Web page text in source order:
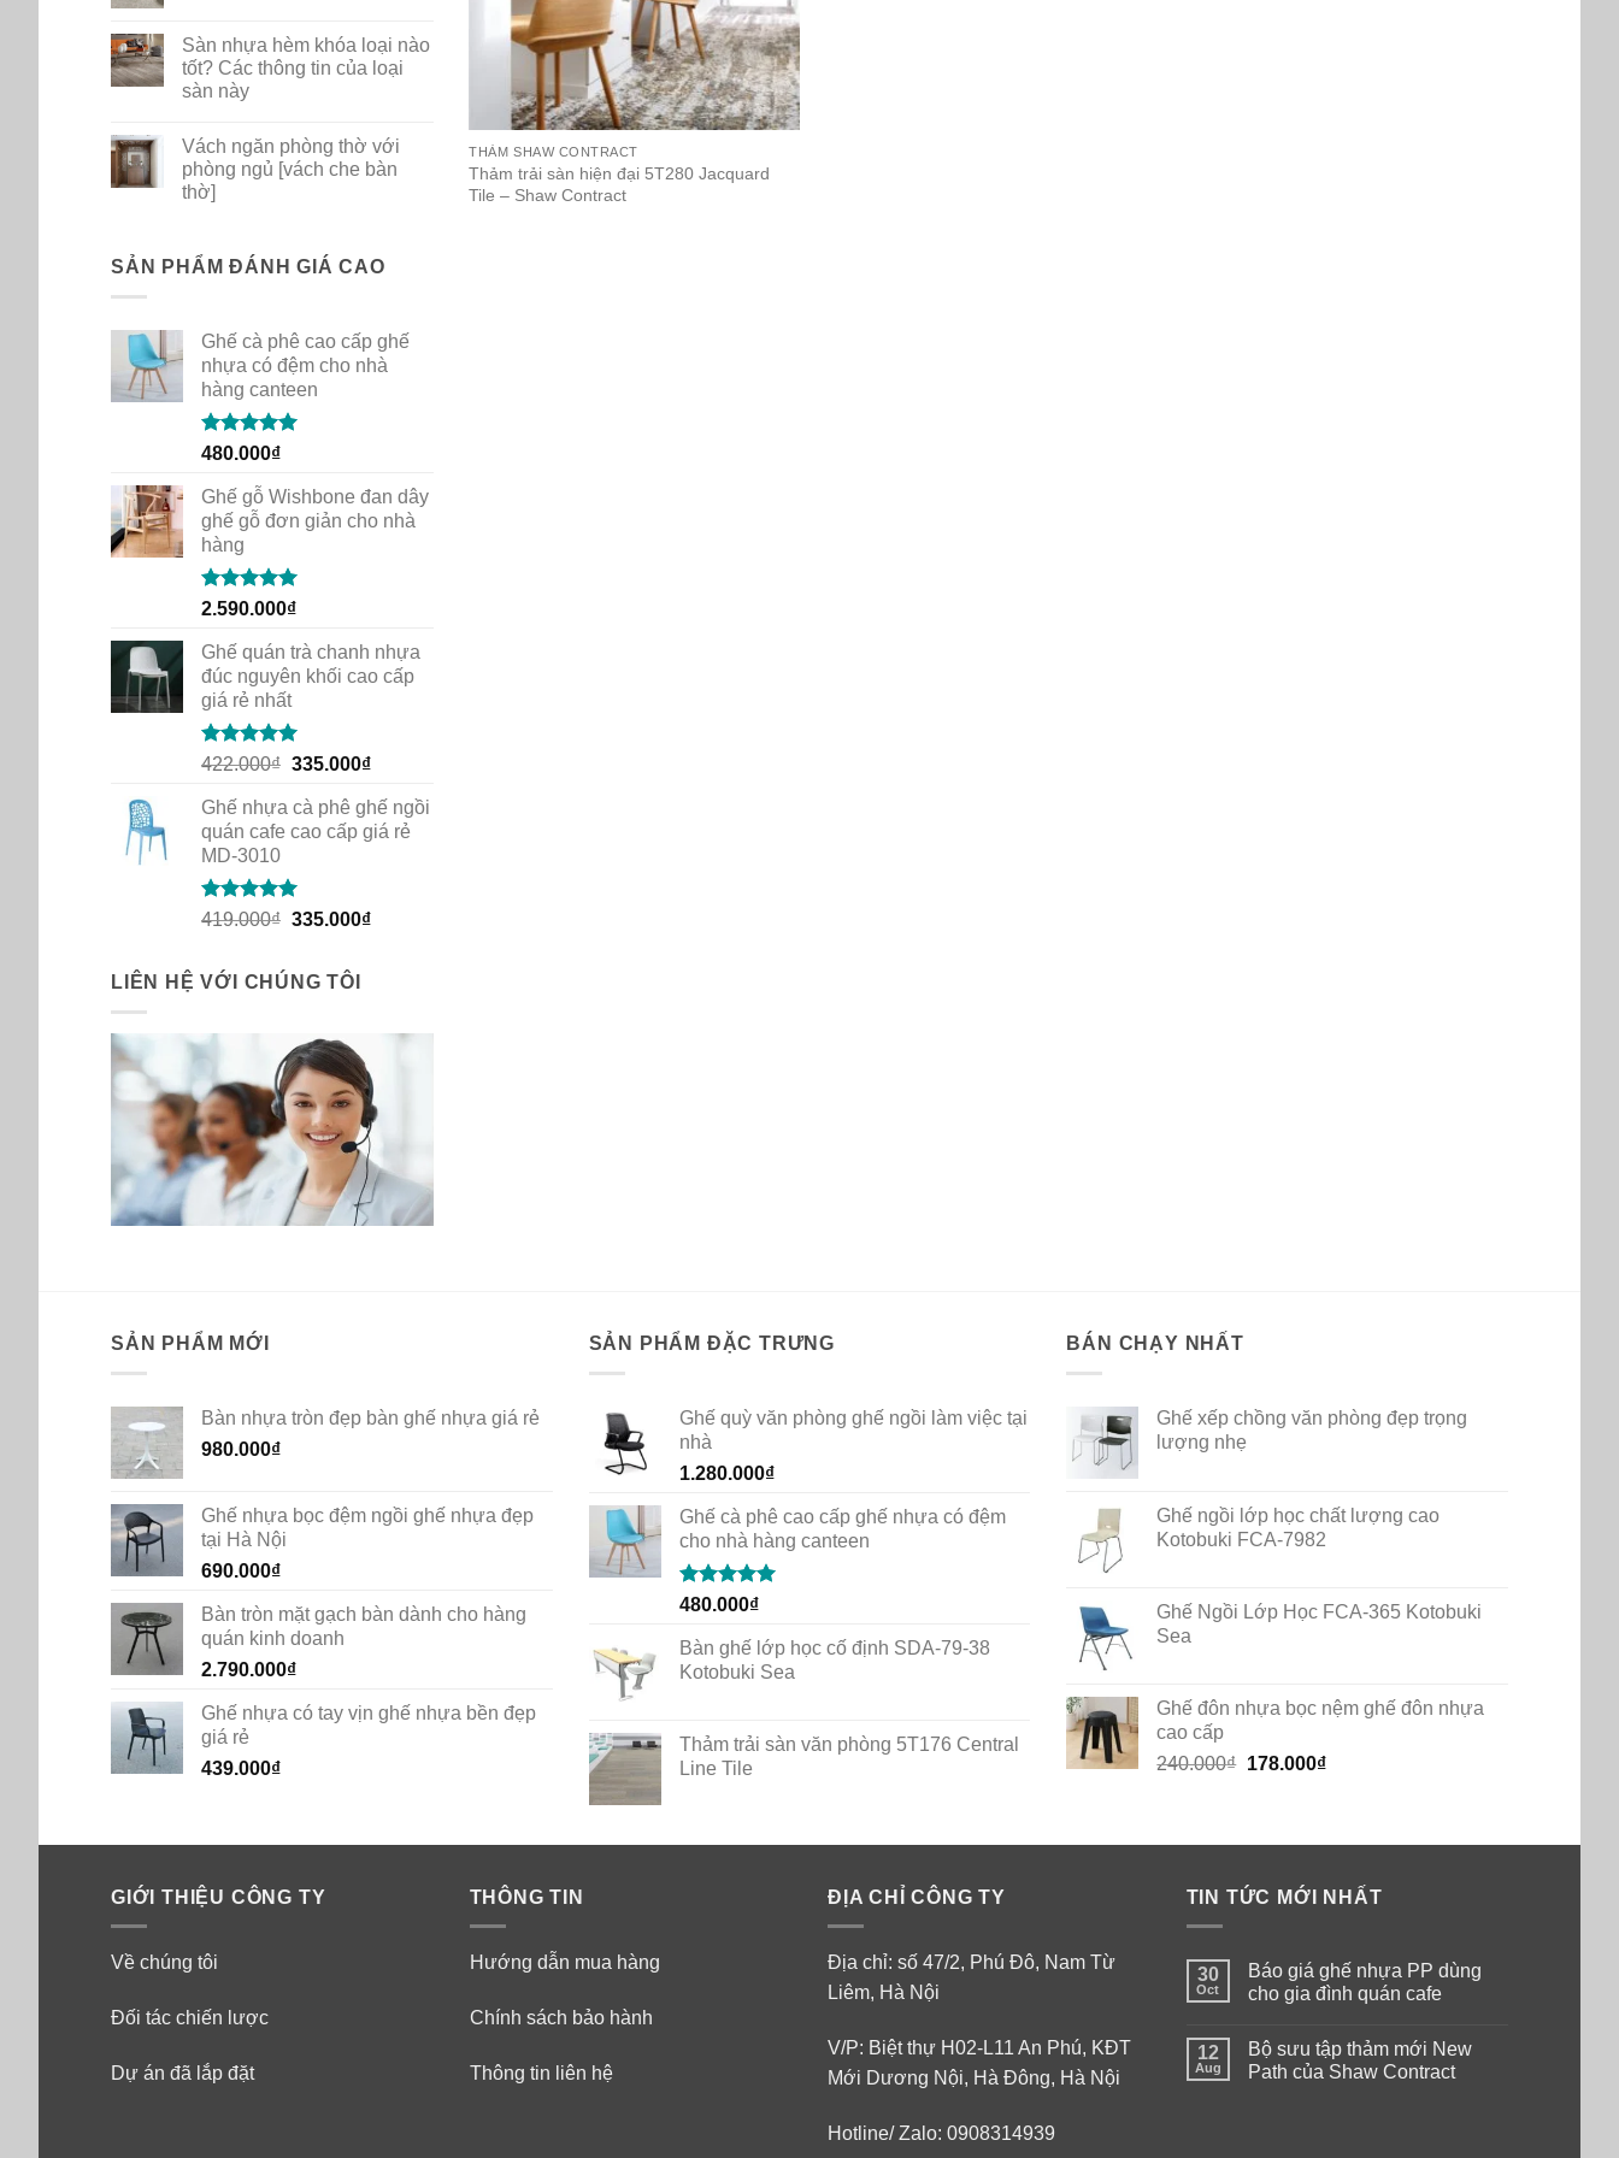
PP
dùng
cho
gia
cafe
on
Bộ
sưu
tập
New
Path
của
Shaw
Contract
Sàn nhựa hèm khóa loại nào
tốt? Các thông tin của loại
sàn này
on
Sàn
nhựa
hèm
tốt?
Các
loại
sàn
Vách ngăn phòng thờ với
phòng ngủ [vách che bàn
thờ]
Vách
phòng
ngủ
[vách
bàn
thờ]
SẢN PHẨM ĐÁNH GIÁ CAO
Ghế cà phê cao cấp ghế
nhựa có đệm cho nhà
hàng canteen
Rated5.00
480.000₫
Ghế gỗ Wishbone đan dây
ghế gỗ đơn giản cho nhà
hàng
Rated5.00
2.590.000₫
Ghế quán trà chanh nhựa
đúc nguyên khối cao cấp
giá rẻ nhất
Rated5.00
422.000₫ Original
was:
422.000₫.
335.000₫Current
is:
335.000₫.
Ghế nhựa cà phê ghế ngồi
quán cafe cao cấp giá rẻ
MD-3010
Rated5.00
419.000₫ Original
419.000₫.
335.000₫Current
LIÊN HỆ VỚI CHÚNG TÔI
THẢM SHAW CONTRACT
Thảm trải sàn hiện đại 5T280 Jacquard
Tile – Shaw Contract
SẢN PHẨM MỚI
Bàn nhựa tròn đẹp bàn ghế nhựa giá rẻ
980.000₫
Ghế nhựa bọc đệm ngồi ghế nhựa đẹp
tại Hà Nội
690.000₫
Bàn tròn mặt gạch bàn dành cho hàng
quán kinh doanh
2.790.000₫
Ghế nhựa có tay vịn ghế nhựa bền đẹp
giá rẻ
439.000₫
SẢN PHẨM ĐẶC TRƯNG
Ghế quỳ văn phòng ghế ngồi làm việc tại
nhà
1.280.000₫
Ghế cà phê cao cấp ghế nhựa có đệm
cho nhà hàng canteen
Rated5.00
480.000₫
Bàn ghế lớp học cố định SDA-79-38
Kotobuki Sea
Thảm trải sàn văn phòng 5T176 Central
Line Tile
BÁN CHẠY NHẤT
Ghế xếp chồng văn phòng đẹp trọng
lượng nhẹ
Ghế ngồi lớp học chất lượng cao
Kotobuki FCA-7982
Ghế Ngồi Lớp Học FCA-365 Kotobuki
Sea
Ghế đôn nhựa bọc nệm ghế đôn nhựa
cao cấp
240.000₫ Original
178.000₫Current
GIỚI THIỆU CÔNG TY
Về chúng tôi
Đối tác chiến lược
Dự án đã lắp đặt
THÔNG TIN
Hướng dẫn mua hàng
Chính sách bảo hành
Thông tin liên hệ
ĐỊA CHỈ CÔNG TY
Địa chỉ: số 47/2, Phú Đô, Nam Từ
Liêm, Hà Nội
V/P: Biệt thự H02-L11 An Phú, KĐT
Mới Dương Nội, Hà Đông, Hà Nội
Hotline/ Zalo: 0908314939
TIN TỨC MỚI NHẤT
30
Oct
Báo giá ghế nhựa PP dùng
cho gia đình quán cafe
on
Báo
giá
12
Aug
Bộ sưu tập thảm mới New
Path của Shaw Contract